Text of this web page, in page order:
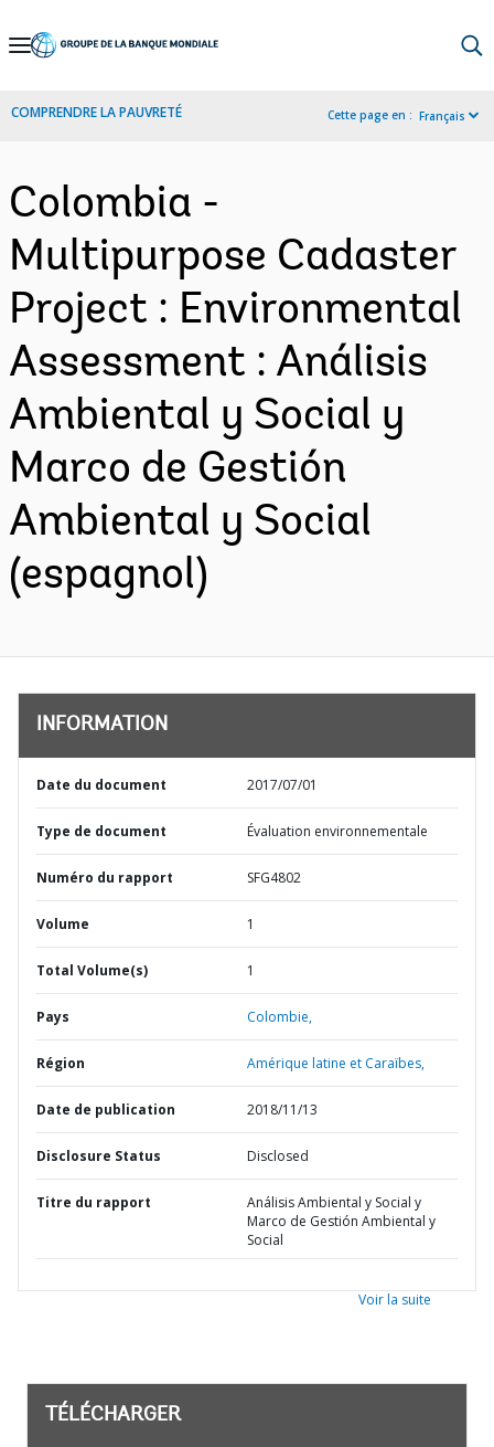
Skip
Navigation
COMPRENDRE LA PAUVRETÉ Cette page en : Français
Colombia -
Multipurpose Cadaster
Project : Environmental
Assessment : Análisis
Ambiental y Social y
Marco de Gestión
Ambiental y Social
(espagnol)
INFORMATION
Date du document 2017/07/01
Type de document Évaluation environnementale
Numéro du rapport SFG4802
Volume 1
Total Volume(s) 1
Pays Colombie,
Région Amérique latine et Caraïbes,
Date de publication 2018/11/13
Disclosure Status Disclosed
Titre du rapport
Análisis Ambiental y Social y
Marco de Gestión Ambiental y
Social
Voir la suite
TÉLÉCHARGER